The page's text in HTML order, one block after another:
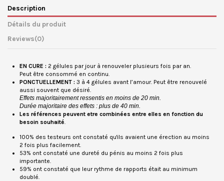
Description
Détails du produit
Reviews(0)
EN CURE : 2 gélules par jour à renouveler plusieurs fois par an.
Peut être consommé en continu.
PONCTUELLEMENT : 3 à 4 gélules avant l’amour. Peut être renouvelé
aussi souvent que désiré.
Effets majoritairement ressentis en moins de 20 min.
Durée majoritaire des effets : plus de 40 min.
Les références peuvent etre combinées entre elles en fonction du
besoin souhaité
100% des testeurs ont constaté qu'ils avaient une érection au moins
2 fois plus facilement.
53% ont constaté une dureté du pénis au moins 2 fois plus
importante.
59% ont constaté que leur rythme de rapports était au minimum
doublé.